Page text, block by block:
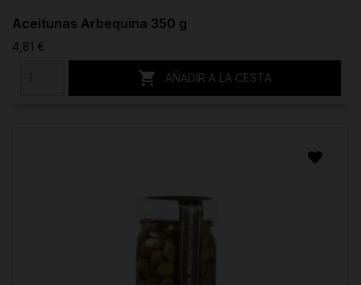
Aceitunas Arbequina 350 g
4,81 €
 AÑADIR A LA CESTA